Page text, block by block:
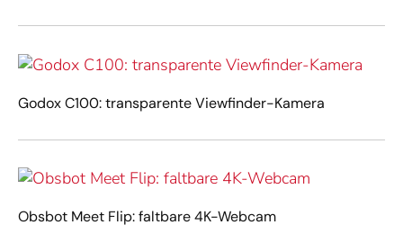
Godox C100: transparente Viewfinder-Kamera
Obsbot Meet Flip: faltbare 4K-Webcam